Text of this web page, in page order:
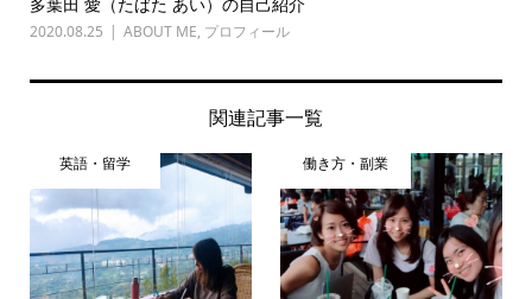
2020.08.25 ABOUT ME, プロフィール
関連記事一覧
英語・留学 働き方・副業